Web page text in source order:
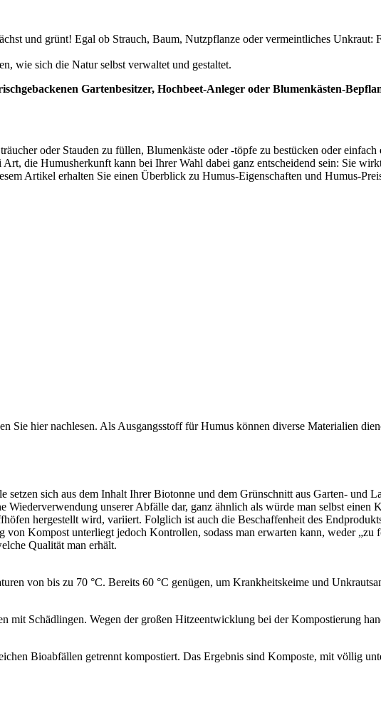
und grünt! Egal ob Strauch, Baum, Nutzpflanze oder vermeintliches Unkraut:
wie sich die Natur selbst verwaltet und gestaltet.
Gartenbesitzer, Hochbeet-Anleger oder Blumenkästen-
oder Stauden zu füllen, Blumenkäste oder -töpfe zu bestücken oder einfach
die Humusherkunft kann bei Ihrer Wahl dabei ganz entscheidend sein: Sie
Artikel erhalten Sie einen Überblick zu Humus-Eigenschaften und Humus-
Sie hier nachlesen. Als Ausgangsstoff für Humus können diverse Materialien
sich aus dem Inhalt Ihrer Biotonne und dem Grünschnitt aus Garten- und
unserer Abfälle dar, ganz ähnlich als würde man selbst einen
hergestellt wird, variiert. Folglich ist auch die Beschaffenheit des
Kompost unterliegt jedoch Kontrollen, sodass man erwarten kann, weder „zu
Qualität man erhält.
von bis zu 70 °C. Bereits 60 °C genügen, um Krankheitskeime und
Schädlingen. Wegen der großen Hitzeentwicklung bei der Kompostierung
Bioabfällen getrennt kompostiert. Das Ergebnis sind Komposte, mit völlig